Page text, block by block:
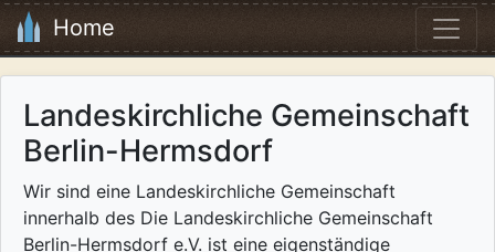
Home
Landeskirchliche Gemeinschaft
Berlin-Hermsdorf
Wir sind eine Landeskirchliche Gemeinschaft
innerhalb des Die Landeskirchliche Gemeinschaft
Berlin-Hermsdorf e.V. ist eine eigenständige